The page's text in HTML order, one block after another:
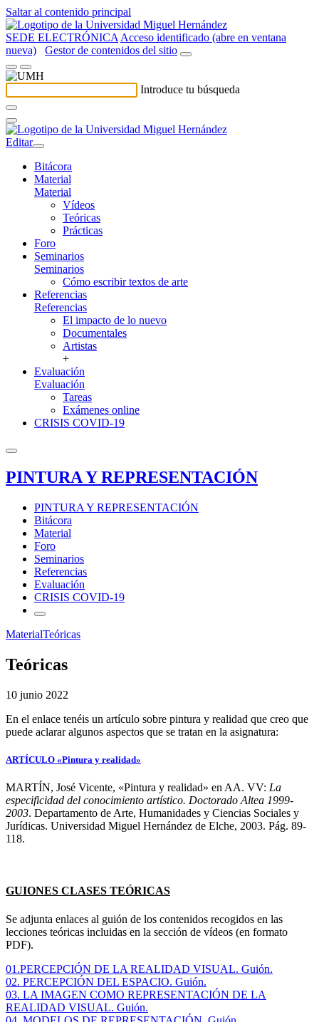
Saltar al contenido principal
SEDE ELECTRÓNICA Acceso identificado (abre en ventana
nueva)
Gestor de contenidos del sitio
Introduce tu búsqueda
Editar
Bitácora
Material
Material
Vídeos
Teóricas
Prácticas
Foro
Seminarios
Seminarios
Cómo escribir textos de arte
Referencias
Referencias
El impacto de lo nuevo
Documentales
Artistas
+
Evaluación
Evaluación
Tareas
Exámenes online
CRISIS COVID-19
PINTURA Y REPRESENTACIÓN
PINTURA Y REPRESENTACIÓN
Bitácora
Material
Foro
Seminarios
Referencias
Evaluación
CRISIS COVID-19
MaterialTeóricas
Teóricas
10 junio 2022
En el enlace tenéis un artículo sobre pintura y realidad que creo que
puede aclarar algunos aspectos que se tratan en la asignatura:
ARTÍCULO «Pintura y realidad»
MARTÍN, José Vicente, «Pintura y realidad» en AA. VV: La
especificidad del conocimiento artístico. Doctorado Altea 1999-
2003. Departamento de Arte, Humanidades y Ciencias Sociales y
Jurídicas. Universidad Miguel Hernández de Elche, 2003. Pág. 89-
118.
GUIONES CLASES TEÓRICAS
Se adjunta enlaces al guión de los contenidos recogidos en las
lecciones teóricas incluidas en la sección de vídeos (en formato
PDF).
01.PERCEPCIÓN DE LA REALIDAD VISUAL. Guión.
02. PERCEPCIÓN DEL ESPACIO. Guión.
03. LA IMAGEN COMO REPRESENTACIÓN DE LA
REALIDAD VISUAL. Guión.